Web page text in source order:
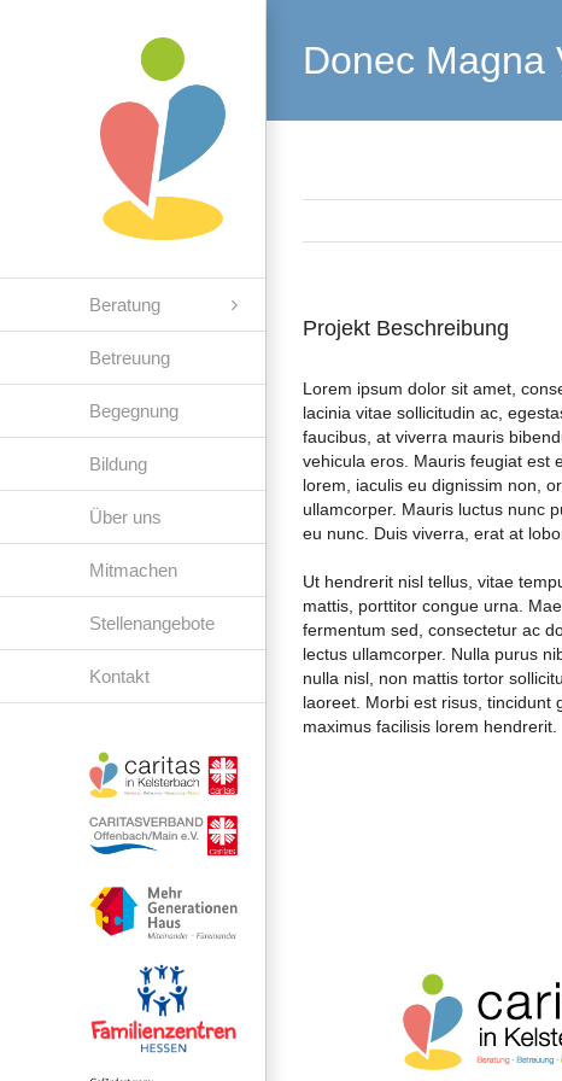
Beratung
Betreuung
Begegnung
Bildung
Über uns
Mitmachen
Stellenangebote
Kontakt
Donec Magna
Projekt Beschreibung
Lorem ipsum dolor sit amet,
lacinia vitae sollicitudin ac,
faucibus, at viverra mauris
vehicula eros. Mauris feugiat est
lorem, iaculis eu dignissim non,
ullamcorper. Mauris luctus nunc
eu nunc. Duis viverra, erat at
Ut hendrerit nisl tellus, vitae
mattis, porttitor congue urna.
fermentum sed, consectetur ac
lectus ullamcorper. Nulla purus
nulla nisl, non mattis tortor
laoreet. Morbi est risus, tincidunt
maximus facilisis lorem hendrerit.